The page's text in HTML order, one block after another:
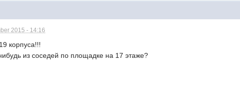
2015 - 14:16
корпуса!!!
из соседей по площадке на 17 этаже?